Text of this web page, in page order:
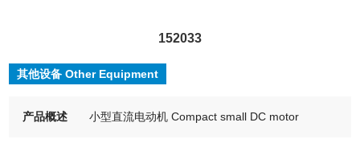
152033
其他设备 Other Equipment
产品概述 小型直流电动机 Compact small DC motor